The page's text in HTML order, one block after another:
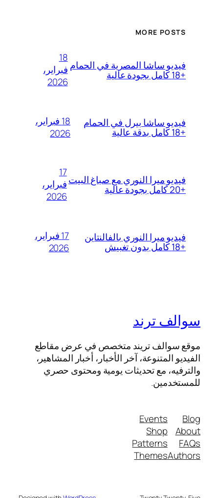
MORE POSTS
فيديو ساشا المصرية في الحمام
+18 كامل بجودة عالية
18
فبراير،
2026
فيديو ساشا بيرل في الحمام
+18 كامل بدقة عالية
18 فبراير،
2026
فيديو ميرا النوري مع صباغ البيت
+20 كامل بجودة عالية
17
فبراير،
2026
فيديو ميرا النوري بالفالنتاين
+18 كامل بدون تغبيش
17 فبراير،
2026
سوالف ترند
موقع سوالف تريند متخصص في عرض مقاطع
الفيديو المتنوعة، آخر الأخبار، أخبار المشاهير،
والترفيه، مع تحديثات يومية ومحتوى حصري
للمستخدمين.
Blog
About
FAQs
Authors
Events
Shop
Patterns
Themes